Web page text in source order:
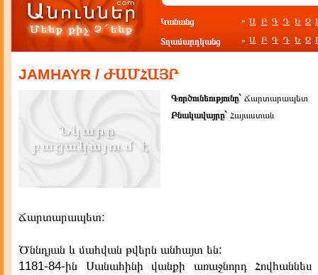
Կանանց » Ա Բ Գ Դ Ե Զ
Տղամարդկանց » Ա Բ Գ Դ Ե Զ
JAMHAYR / ԺԱՄՀԱՅՐ
Գործունեությունը` Ճարտարապետ
Բնակավայրը` Հայաստան
Ճարտարապետ:
Ծննդյան և մահվան թվերն անհայտ են:
1181-84-ին Սանահինի վանքի առաջնորդ